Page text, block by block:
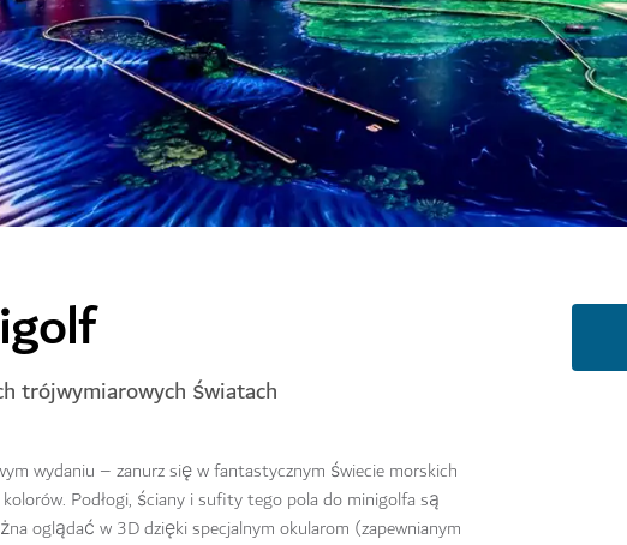
trójwymiarowych światach
wydaniu – zanurz się w fantastycznym świecie morskich
Podłogi, ściany i sufity tego pola do minigolfa są
oglądać w 3D dzięki specjalnym okularom (zapewnianym